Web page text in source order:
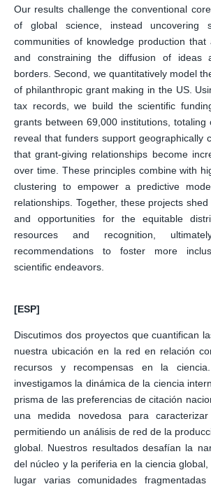
Our results challenge the conventional
of global science, instead uncovering
communities of knowledge production that
and constraining the diffusion of ideas
borders. Second, we quantitatively model
of philanthropic grant making in the US.
tax records, we build the scientific
grants between 69,000 institutions,
reveal that funders support geographically
that grant-giving relationships become
over time. These principles combine with
clustering to empower a predictive
relationships. Together, these projects
and opportunities for the equitable
resources and recognition,
recommendations to foster more
scientific endeavors.
[ESP]
Discutimos dos proyectos que cuantifican
nuestra ubicación en la red en relación
recursos y recompensas en la
investigamos la dinámica de la ciencia
prisma de las preferencias de citación
una medida novedosa para
permitiendo un análisis de red de la
global. Nuestros resultados desafían la
del núcleo y la periferia en la ciencia
lugar varias comunidades